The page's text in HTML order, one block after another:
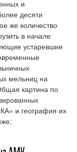
и
десяти
же количество
в начале
устаревшие
мельниц на
картина по
и география их